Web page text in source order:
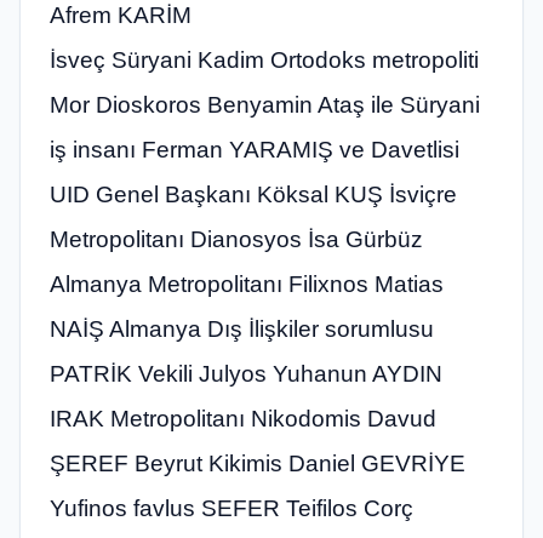
Afrem KARİM
İsveç Süryani Kadim Ortodoks metropoliti
Mor Dioskoros Benyamin Ataş ile Süryani
iş insanı Ferman YARAMIŞ ve Davetlisi
UID Genel Başkanı Köksal KUŞ İsviçre
Metropolitanı Dianosyos İsa Gürbüz
Almanya Metropolitanı Filixnos Matias
NAİŞ Almanya Dış İlişkiler sorumlusu
PATRİK Vekili Julyos Yuhanun AYDIN
IRAK Metropolitanı Nikodomis Davud
ŞEREF Beyrut Kikimis Daniel GEVRİYE
Yufinos favlus SEFER Teifilos Corç